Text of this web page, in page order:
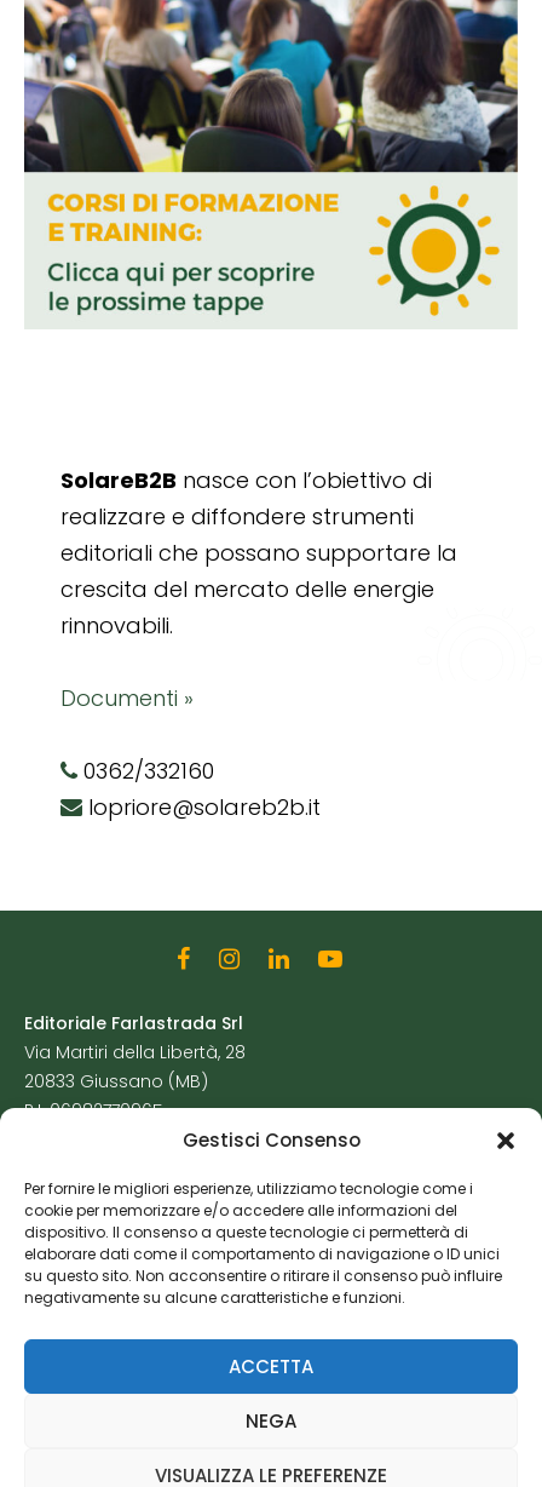
Gestisci Consenso
Per fornire le migliori esperienze, utilizziamo tecnologie come i
cookie per memorizzare e/o accedere alle informazioni del
dispositivo. Il consenso a queste tecnologie ci permetterà di
elaborare dati come il comportamento di navigazione o ID unici
su questo sito. Non acconsentire o ritirare il consenso può influire
negativamente su alcune caratteristiche e funzioni.
ACCETTA
NEGA
VISUALIZZA LE PREFERENZE
SolareB2B nasce con l’obiettivo di
realizzare e diffondere strumenti
editoriali che possano supportare la
crescita del mercato delle energie
rinnovabili.
Documenti »
0362/332160
lopriore@solareb2b.it
Editoriale Farlastrada Srl
Via Martiri della Libertà, 28
20833 Giussano (MB)
P.I. 06982770965
Cookie Policy
Risorse Aggiuntive